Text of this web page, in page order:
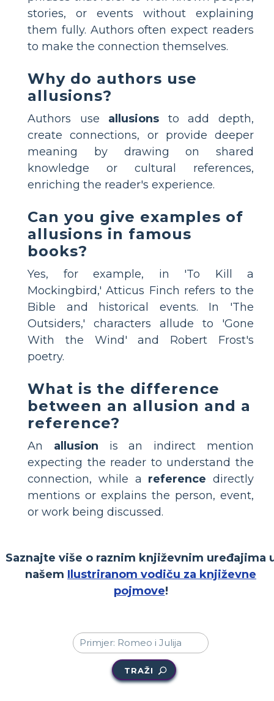
stories, or events without explaining
them fully. Authors often expect readers
to make the connection themselves.
Why do authors use
allusions?
Authors use allusions to add depth,
create connections, or provide deeper
meaning by drawing on shared
knowledge or cultural references,
enriching the reader's experience.
Can you give examples of
allusions in famous
books?
Yes, for example, in 'To Kill a
Mockingbird,' Atticus Finch refers to the
Bible and historical events. In 'The
Outsiders,' characters allude to 'Gone
With the Wind' and Robert Frost's
poetry.
What is the difference
between an allusion and a
reference?
An allusion is an indirect mention
expecting the reader to understand the
connection, while a reference directly
mentions or explains the person, event,
or work being discussed.
Saznajte više o raznim književnim uređajima
našem Ilustriranom vodiču za književne
pojmove!
TRAŽI